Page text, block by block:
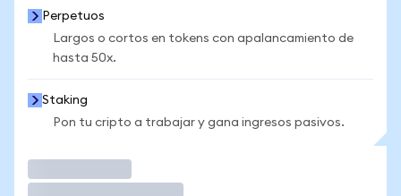
Perpetuos
Largos o cortos en tokens con apalancamiento de
hasta 50x.
Staking
Pon tu cripto a trabajar y gana ingresos pasivos.